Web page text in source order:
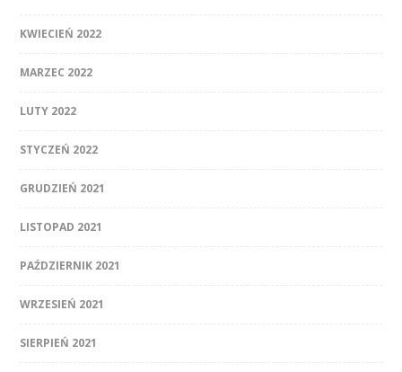
KWIECIEŃ 2022
MARZEC 2022
LUTY 2022
STYCZEŃ 2022
GRUDZIEŃ 2021
LISTOPAD 2021
PAŹDZIERNIK 2021
WRZESIEŃ 2021
SIERPIEŃ 2021